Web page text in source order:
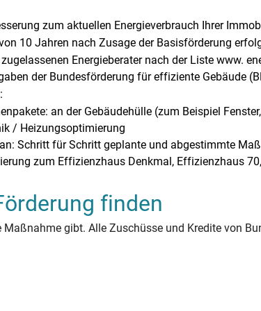
Betriebskosten und Nebenkosten für
Mietende
Methodik
Familie Röwekamp, Niedersachsen
Stromverbrauch: 2-Personen-Haushalt
Zirkulationspumpe Warmwasser
Warmwasser Wärmerückgewinnung
Hochwasser- und Starkregenschutz
KWK-Gesetz
Mini-BHKW
Untersparrendämmung
Hybridheizung Vor- und Nachteile
BImSchG
Dachsanierung im Reihenhaus
Solarthermie und PV
Holzpellets und Solarthermie
Von der Gastherme zur Wärmepumpe
StromCheck
zum aktuellen Energieverbrauch Ihrer
10 Jahren nach Zusage der Basisförderung
Energieberater nach der Liste www.
der Bundesförderung für effiziente Gebäude
an der Gebäudehülle (zum Beispiel
/ Heizungsoptimierung
Schritt für Schritt geplante und abgestimmte
zum Effizienzhaus Denkmal, Effizienzhaus
finden
gibt. Alle Zuschüsse und Kredite von